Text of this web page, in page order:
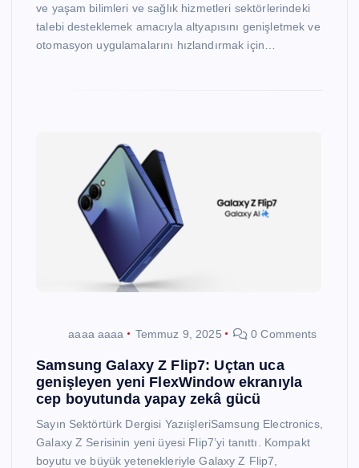
ve yaşam bilimleri ve sağlık hizmetleri sektörlerindeki
talebi desteklemek amacıyla altyapısını genişletmek ve
otomasyon uygulamalarını hızlandırmak için…
aaaa aaaa Temmuz 9, 2025 0 Comments
Samsung Galaxy Z Flip7: Uçtan uca
genişleyen yeni FlexWindow ekranıyla
cep boyutunda yapay zekâ gücü
Sayın Sektörtürk Dergisi YazıişleriSamsung Electronics,
Galaxy Z Serisinin yeni üyesi Flip7’yi tanıttı. Kompakt
boyutu ve büyük yetenekleriyle Galaxy Z Flip7,